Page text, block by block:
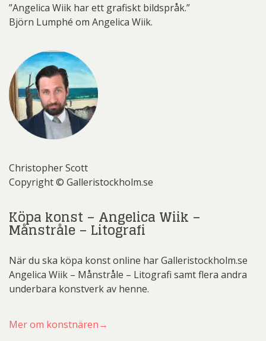
”Angelica Wiik har ett grafiskt bildspråk.”
Björn Lumphé om Angelica Wiik.
Christopher Scott
Copyright © Galleristockholm.se
Köpa konst – Angelica Wiik –
Månstråle – Litografi
När du ska köpa konst online har Galleristockholm.se
Angelica Wiik – Månstråle – Litografi samt flera andra
underbara konstverk av henne.
Mer om konstnären→